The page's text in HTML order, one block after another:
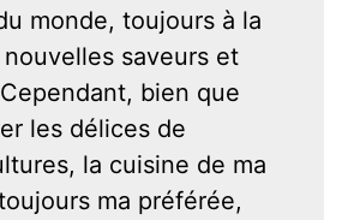
monde, toujours à la
saveurs et
bien que
les délices de
la cuisine de ma
ma préférée,